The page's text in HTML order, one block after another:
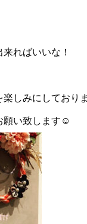
ればいいな！
しみにしており
願い致します☺️